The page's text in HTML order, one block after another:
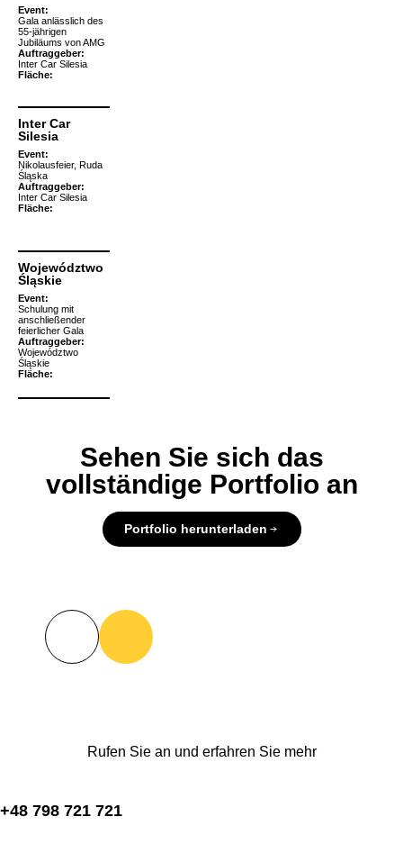
Event:
Gala anlässlich des
55-jährigen
Jubiläums von AMG
Auftraggeber:
Inter Car Silesia
Fläche:
Inter Car
Silesia
Event:
Nikolausfeier, Ruda
Śląska
Auftraggeber:
Inter Car Silesia
Fläche:
Województwo
Śląskie
Event:
Schulung mit
anschließender
feierlicher Gala
Auftraggeber:
Województwo
Śląskie
Fläche:
Sehen Sie sich das
vollständige Portfolio an
Portfolio herunterladen
Rufen Sie an und erfahren Sie mehr
+48 798 721 721